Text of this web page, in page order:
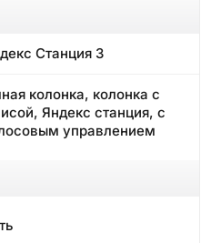
Станция 3
колонка, колонка с
Яндекс станция, с
управлением